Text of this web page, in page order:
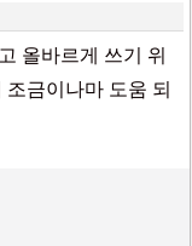
올바르게 쓰기 위
금이나마 도움 되